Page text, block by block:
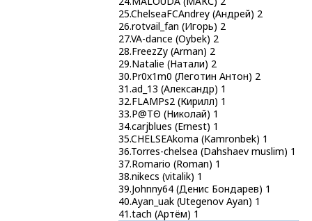
25.ChelseaFCAndrey (Андрей) 2
26.rotvail_fan (Игорь) 2
27.VA-dance (Oybek) 2
28.FreezZy (Arman) 2
29.Natalie (Натали) 2
30.Pr0x1m0 (Леготин Антон) 2
31.ad_13 (Александр) 1
32.FLAMPs2 (Кирилл) 1
33.P@TΘ (Николай) 1
34.carjblues (Ernest) 1
35.CHELSEAkoma (Kamronbek) 1
36.Torres-chelsea (Dahshaev muslim) 1
37.Romario (Roman) 1
38.nikecs (vitalik) 1
39.Johnny64 (Денис Бондарев) 1
40.Ayan_uak (Utegenov Ayan) 1
41.tach (Артём) 1